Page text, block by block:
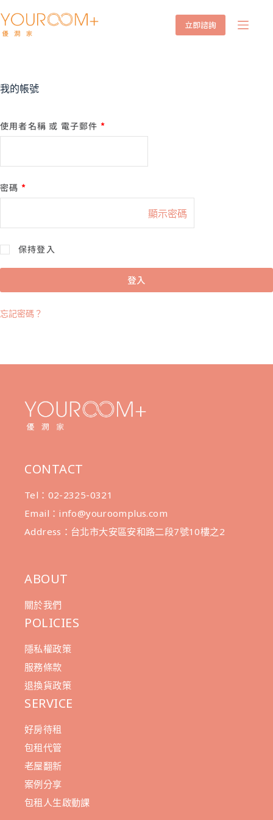
立即諮詢
我的帳號
使用者名稱 或 電子郵件 *
密碼 *
A
N
保持登入
登入
忘記密碼？
CONTACT
Tel：02-2325-0321
Email：info@youroomplus.com
Address：台北市大安區安和路二段7號10樓之2
ABOUT
關於我們
POLICIES
隱私權政策
服務條款
退換貨政策
SERVICE
好房待租
包租代管
老屋翻新
案例分享
包租人生啟動課